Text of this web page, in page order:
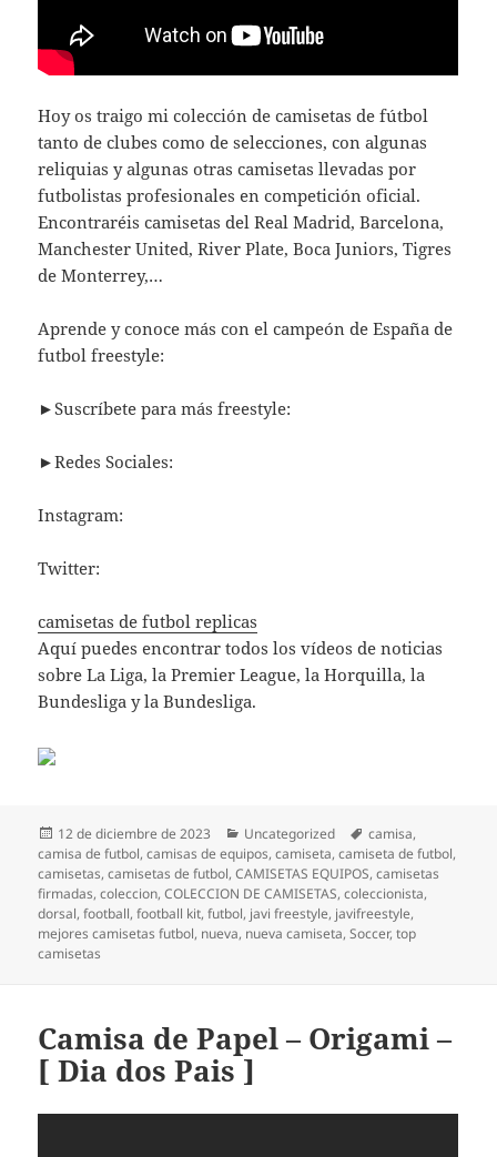
Hoy os traigo mi colección de camisetas de fútbol
tanto de clubes como de selecciones, con algunas
reliquias y algunas otras camisetas llevadas por
futbolistas profesionales en competición oficial.
Encontraréis camisetas del Real Madrid, Barcelona,
Manchester United, River Plate, Boca Juniors, Tigres
de Monterrey,…
Aprende y conoce más con el campeón de España de
futbol freestyle:
►Suscríbete para más freestyle:
►Redes Sociales:
Instagram:
Twitter:
camisetas de futbol replicas
Aquí puedes encontrar todos los vídeos de noticias
sobre La Liga, la Premier League, la Horquilla, la
Bundesliga y la Bundesliga.
Publicado
el
12 de diciembre de 2023 Categorías
Uncategorized Etiquetas
camisa,
camisa de futbol,camisas de equipos,camiseta,camiseta de futbol,
camisetas,camisetas de futbol,CAMISETAS EQUIPOS,camisetas
firmadas,coleccion,COLECCION DE CAMISETAS,coleccionista,
dorsal,football,football kit,futbol, javi freestyle, javifreestyle,
mejores camisetas futbol, nueva, nueva camiseta,Soccer,top
camisetas
Camisa de Papel – Origami –
[ Dia dos Pais ]